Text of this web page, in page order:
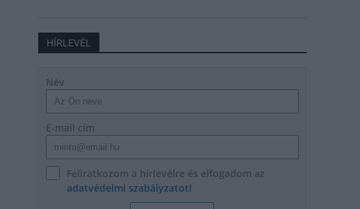
HÍRLEVÉL
Név
E-mail cím
Feliratkozom a hírlevélre és elfogadom az
adatvédelmi szabályzatot!